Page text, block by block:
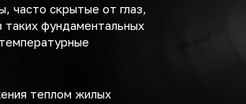
часто скрытые от глаз,
таких фундаментальных
теплом жилых